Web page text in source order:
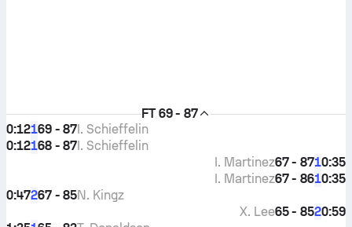
FT 69 - 87
0:12169 - 87I. Schieffelin
0:12168 - 87I. Schieffelin
0:35
1
67 - 87
I. Martinez
0:35
1
67 - 86
I. Martinez
0:47267 - 85N. Kingz
0:59
2
65 - 85
X. Lee